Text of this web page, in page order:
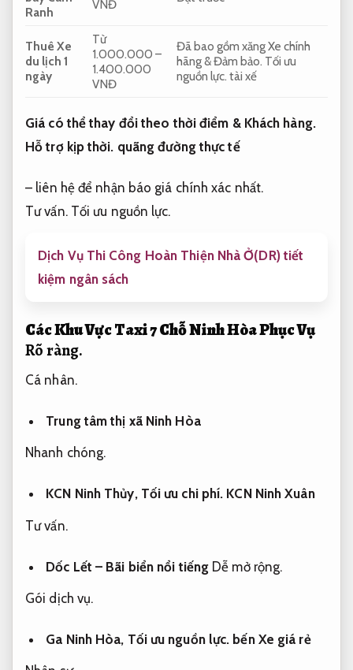
Ranh
VNĐ
Thuê Xe
du lịch 1
ngày
Từ
1.000.000 –
1.400.000
VNĐ
Đã bao gồm xăng Xe chính
hãng &Đảm bảo. Tối ưu
nguồn lực. tài xế
Giá có thể thay đổi theo thời điểm & Khách hàng.
Hỗ trợ kịp thời. quãng đường thực tế
– liên hệ để nhận báo giá chính xác nhất.
Tư vấn. Tối ưu nguồn lực.
Dịch Vụ Thi Công Hoàn Thiện Nhà Ở(DR) tiết
kiệm ngân sách
Các Khu Vực Taxi 7 Chỗ Ninh Hòa Phục Vụ
Rõ ràng.
Cá nhân.
Trung tâm thị xã Ninh Hòa
Nhanh chóng.
KCN Ninh Thủy, Tối ưu chi phí. KCN Ninh Xuân
Tư vấn.
Dốc Lết – Bãi biển nổi tiếng Dễ mở rộng.
Gói dịch vụ.
Ga Ninh Hòa, Tối ưu nguồn lực. bến Xe giá rẻ